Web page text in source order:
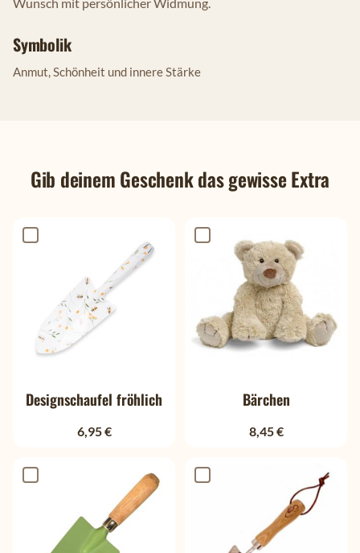
Symbolik
Anmut, Schönheit und innere Stärke
Gib deinem Geschenk das gewisse Extra
Designschaufel fröhlich
6,95 €
Bärchen
8,45 €